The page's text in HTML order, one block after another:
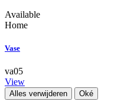
Available
Home
Vase
va05
View
Alles verwijderen Oké